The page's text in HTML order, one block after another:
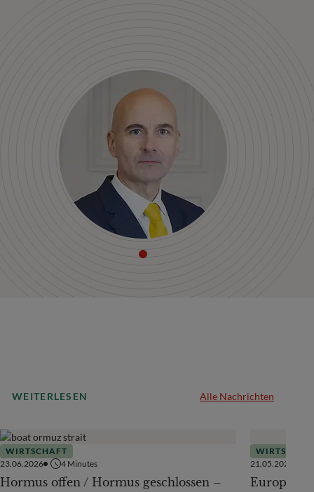
WEITERLESEN Alle Nachrichten
WIRTSCHAFT
23.06.2026
4 Minutes
Hormus offen / Hormus geschlossen –
21.05.2026